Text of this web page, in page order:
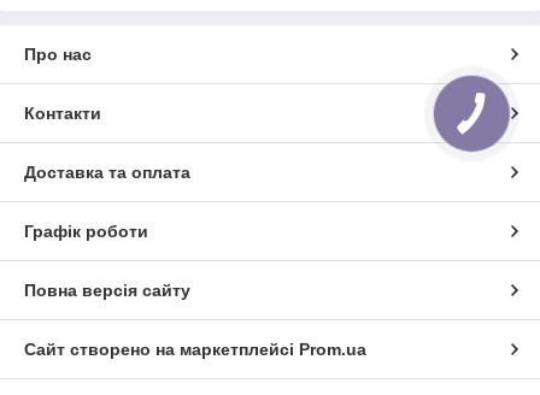
Про нас
Контакти
Доставка та оплата
Графік роботи
Повна версія сайту
Сайт створено на маркетплейсі Prom.ua